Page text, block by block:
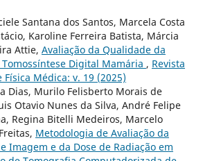
Santana dos Santos, Marcela Costa
Karoline Ferreira Batista, Márcia
Attie, Avaliação da Qualidade da
Digital Mamária , Revista
Médica: v. 19 (2025)
Dias, Murilo Felisberto Morais de
Otavio Nunes da Silva, André Felipe
Regina Bitelli Medeiros, Marcelo
Metodologia de Avaliação da
Imagem e da Dose de Radiação em